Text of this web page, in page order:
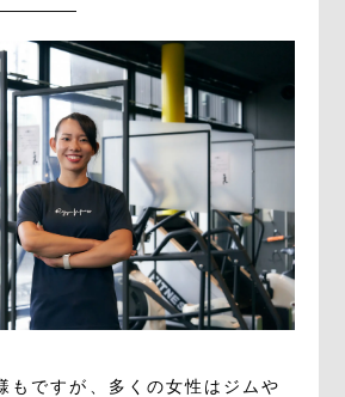
もですが、多くの女性はジムや